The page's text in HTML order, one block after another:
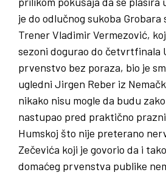
je do odlučnog sukoba Grobara
Trener Vladimir Vermezović,
sezoni dogurao do četvrtfinala
prvenstvo bez poraza, bio je
ugledni Jirgen Reber iz
nikako nisu mogle da budu
nastupao pred praktično
Humskoj što nije preterano
Zečevića koji je govorio da i
domaćeg prvenstva publike